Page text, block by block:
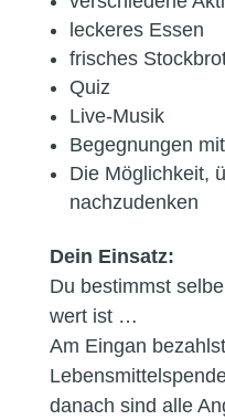
leckeres Essen
frisches
Quiz
Live-Musik
Begegnungen
Die Möglichkeit,
nachzudenken
Dein Einsatz:
Du bestimmst
wert ist …
Am Eingan
danach sind alle